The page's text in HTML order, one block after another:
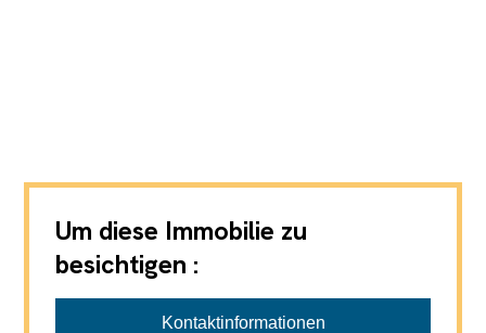
Um diese Immobilie zu
besichtigen :
Kontaktinformationen